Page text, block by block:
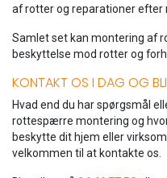
af rotter og reparationer efter
Samlet set kan montering af
beskyttelse mod rotter og
KONTAKT OS I DAG OG
Hvad end du har spørgsmål
rottespærre montering og
beskytte dit hjem eller
velkommen til at kontakte os.